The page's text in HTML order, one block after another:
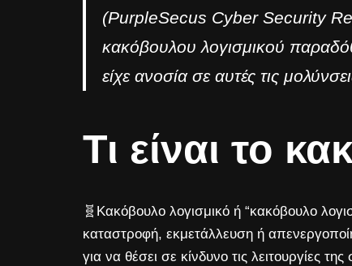
(PurpleSecus Cyber Security
κακόβουλου λογισμικού
είχε ανοσία σε αυτές τις
Τι είναι το
🧬Κακόβουλο λογισμικό ή “κακόβουλο
καταστροφή, εκμετάλλευση ή
για να θέσει σε κίνδυνο τις λειτουργίες